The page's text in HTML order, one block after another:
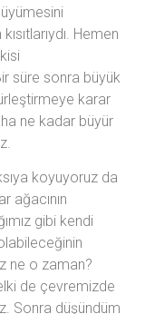
Hemen
süre sonra büyük
karar
ne kadar büyür
koyuyoruz da
ağacının
gibi kendi
ne o zaman?
de çevremizde
Sonra düşündüm